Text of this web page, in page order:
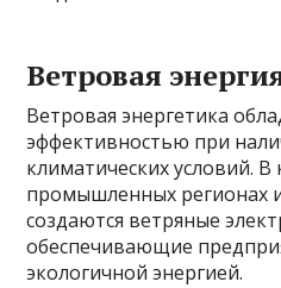
Ветровая
Ветровая энергетика
эффективностью при
климатических условий. В
промышленных регионах
создаются ветряные
обеспечивающие
экологичной энергией.